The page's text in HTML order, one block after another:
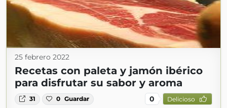
25 febrero 2022
Recetas con paleta y jamón ibérico
para disfrutar su sabor y aroma
31 0 Guardar 0 Delicioso